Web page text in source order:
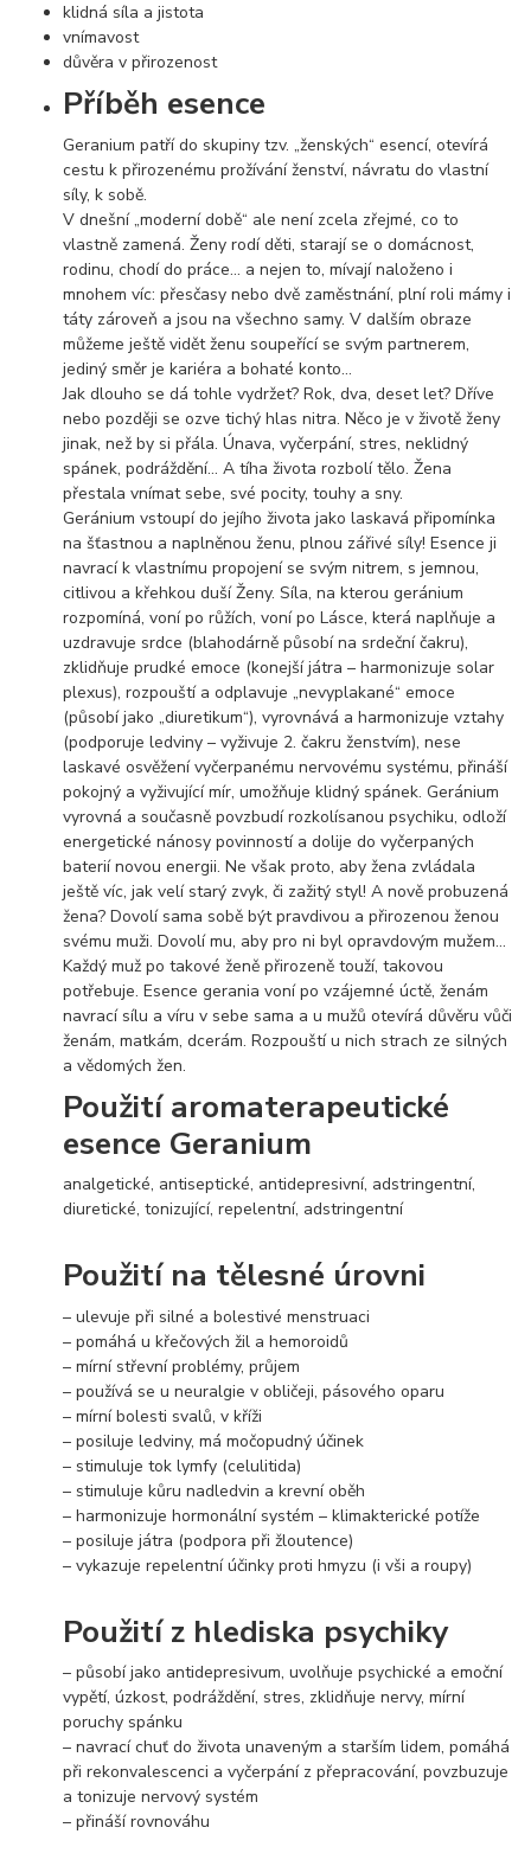
klidná síla a jistota
vnímavost
důvěra v přirozenost
Příběh esence
Geranium patří do skupiny tzv. „ženských“ esencí, otevírá
cestu k přirozenému prožívání ženství, návratu do vlastní
síly, k sobě.
V dnešní „moderní době“ ale není zcela zřejmé, co to
vlastně zamená. Ženy rodí děti, starají se o domácnost,
rodinu, chodí do práce… a nejen to, mívají naloženo i
mnohem víc: přesčasy nebo dvě zaměstnání, plní roli mámy i
táty zároveň a jsou na všechno samy. V dalším obraze
můžeme ještě vidět ženu soupeřící se svým partnerem,
jediný směr je kariéra a bohaté konto…
Jak dlouho se dá tohle vydržet? Rok, dva, deset let? Dříve
nebo později se ozve tichý hlas nitra. Něco je v životě ženy
jinak, než by si přála. Únava, vyčerpání, stres, neklidný
spánek, podráždění... A tíha života rozbolí tělo. Žena
přestala vnímat sebe, své pocity, touhy a sny.
Geránium vstoupí do jejího života jako laskavá připomínka
na šťastnou a naplněnou ženu, plnou zářivé síly! Esence ji
navrací k vlastnímu propojení se svým nitrem, s jemnou,
citlivou a křehkou duší Ženy. Síla, na kterou geránium
rozpomíná, voní po růžích, voní po Lásce, která naplňuje a
uzdravuje srdce (blahodárně působí na srdeční čakru),
zklidňuje prudké emoce (konejší játra – harmonizuje solar
plexus), rozpouští a odplavuje „nevyplakané“ emoce
(působí jako „diuretikum“), vyrovnává a harmonizuje vztahy
(podporuje ledviny – vyživuje 2. čakru ženstvím), nese
laskavé osvěžení vyčerpanému nervovému systému, přináší
pokojný a vyživující mír, umožňuje klidný spánek. Geránium
vyrovná a současně povzbudí rozkolísanou psychiku, odloží
energetické nánosy povinností a dolije do vyčerpaných
baterií novou energii. Ne však proto, aby žena zvládala
ještě víc, jak velí starý zvyk, či zažitý styl! A nově probuzená
žena? Dovolí sama sobě být pravdivou a přirozenou ženou
svému muži. Dovolí mu, aby pro ni byl opravdovým mužem…
Každý muž po takové ženě přirozeně touží, takovou
potřebuje. Esence gerania voní po vzájemné úctě, ženám
navrací sílu a víru v sebe sama a u mužů otevírá důvěru vůči
ženám, matkám, dcerám. Rozpouští u nich strach ze silných
a vědomých žen.
Použití aromaterapeutické
esence Geranium
analgetické, antiseptické, antidepresivní, adstringentní,
diuretické, tonizující, repelentní, adstringentní
Použití na tělesné úrovni
– ulevuje při silné a bolestivé menstruaci
– pomáhá u křečových žil a hemoroidů
– mírní střevní problémy, průjem
– používá se u neuralgie v obličeji, pásového oparu
– mírní bolesti svalů, v kříži
– posiluje ledviny, má močopudný účinek
– stimuluje tok lymfy (celulitida)
– stimuluje kůru nadledvin a krevní oběh
– harmonizuje hormonální systém – klimakterické potíže
– posiluje játra (podpora při žloutence)
– vykazuje repelentní účinky proti hmyzu (i vši a roupy)
Použití z hlediska psychiky
– působí jako antidepresivum, uvolňuje psychické a emoční
vypětí, úzkost, podráždění, stres, zklidňuje nervy, mírní
poruchy spánku
– navrací chuť do života unaveným a starším lidem, pomáhá
při rekonvalescenci a vyčerpání z přepracování, povzbuzuje
a tonizuje nervový systém
– přináší rovnováhu